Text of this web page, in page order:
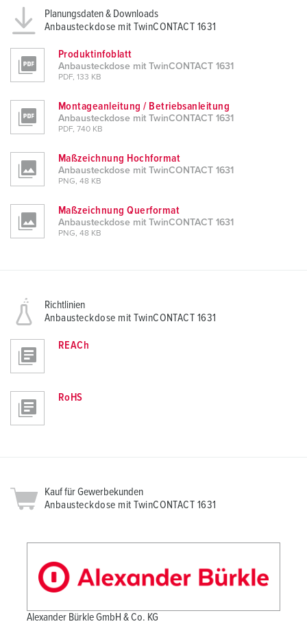
Planungsdaten & Downloads
Anbausteckdose mit TwinCONTACT 1631
Produktinfoblatt
Anbausteckdose mit TwinCONTACT 1631
PDF, 133 KB
Montageanleitung / Betriebsanleitung
Anbausteckdose mit TwinCONTACT 1631
PDF, 740 KB
Maßzeichnung Hochformat
Anbausteckdose mit TwinCONTACT 1631
PNG, 48 KB
Maßzeichnung Querformat
Anbausteckdose mit TwinCONTACT 1631
PNG, 48 KB
Richtlinien
Anbausteckdose mit TwinCONTACT 1631
REACh
RoHS
Kauf für Gewerbekunden
Anbausteckdose mit TwinCONTACT 1631
Alexander Bürkle GmbH & Co. KG